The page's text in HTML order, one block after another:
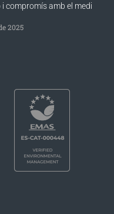
compromís amb el medi
2025